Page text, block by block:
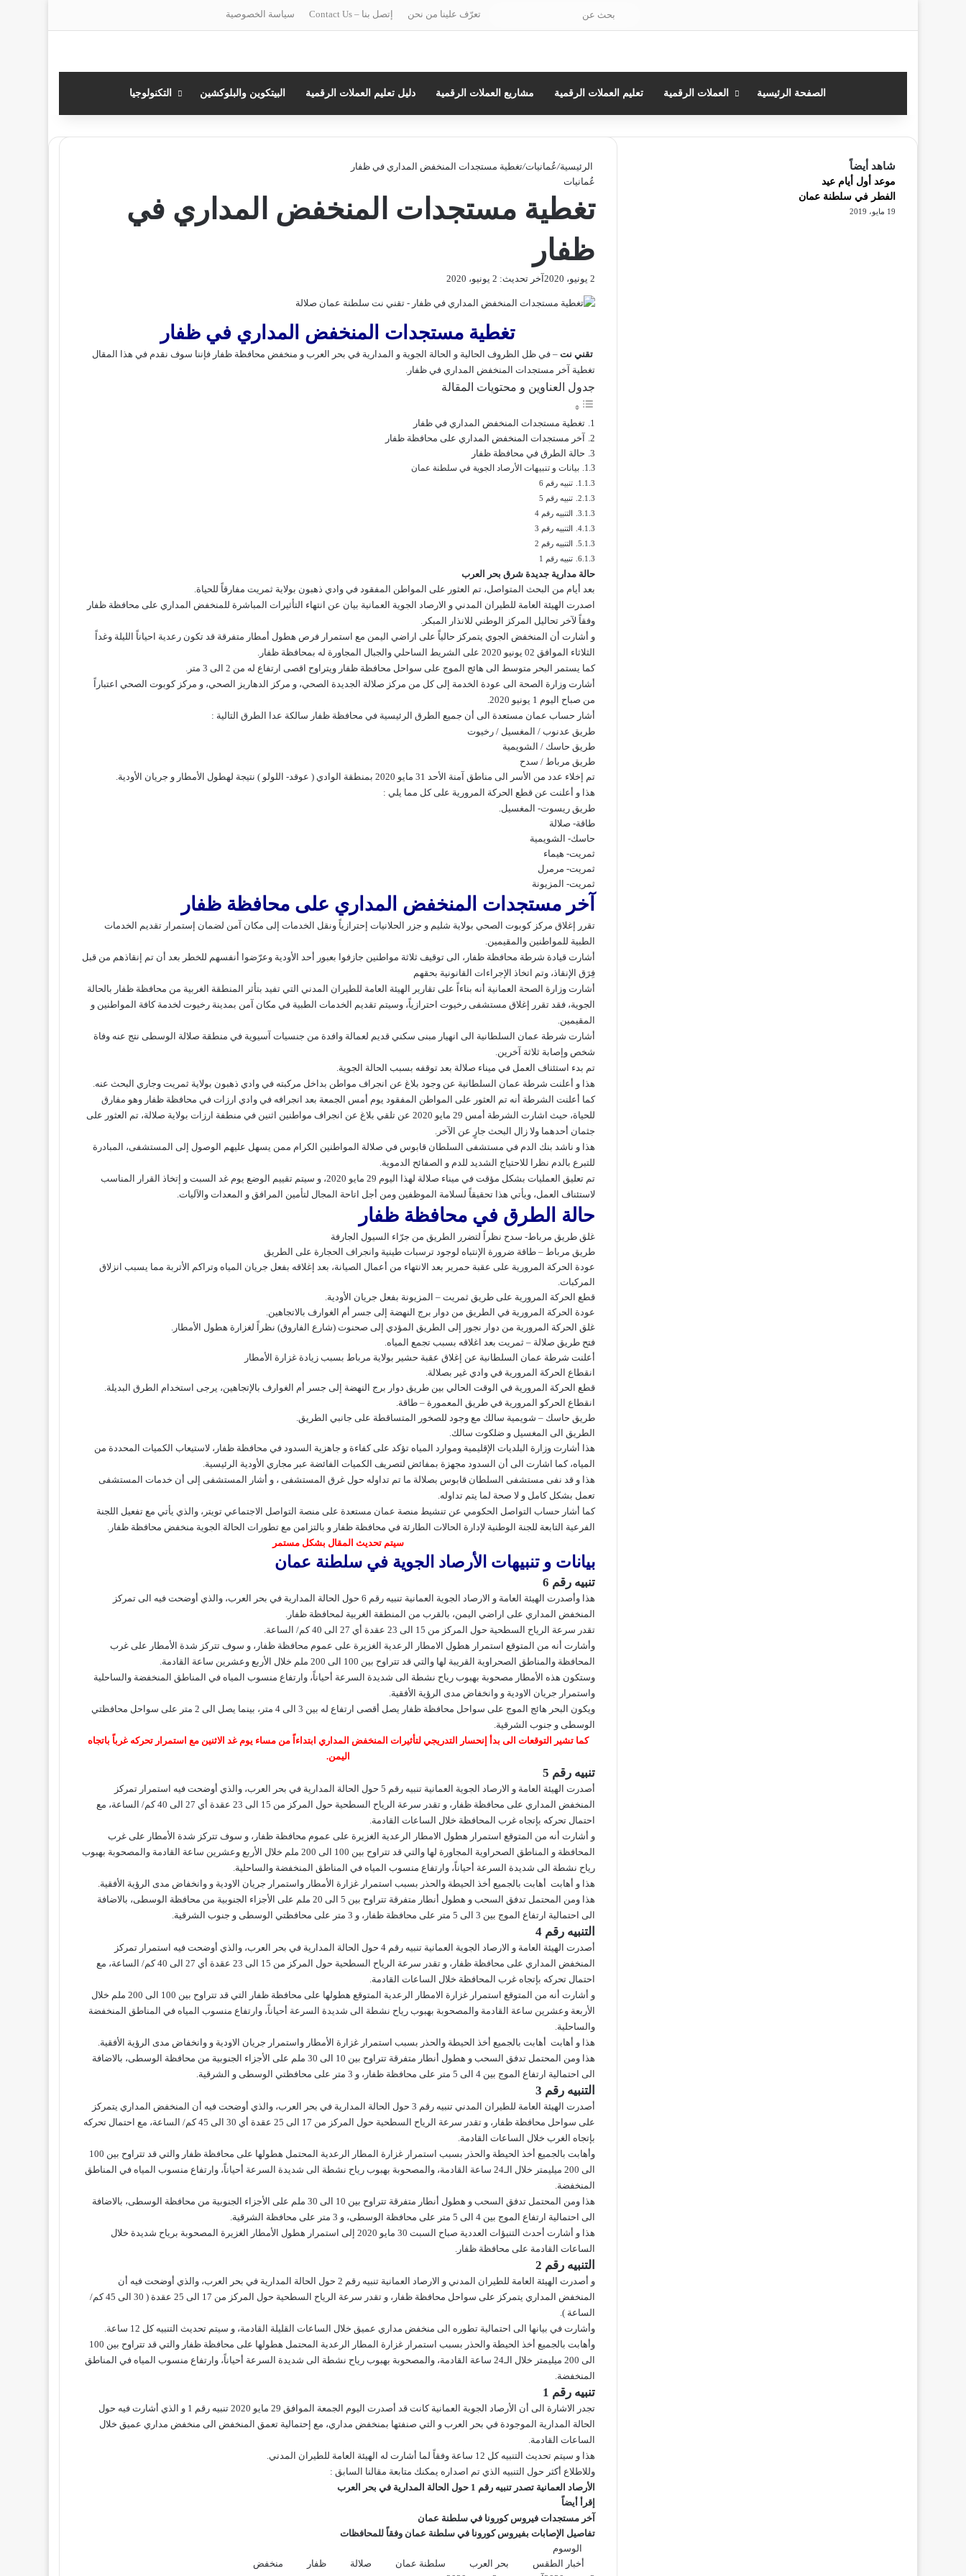
انستقرام
بحث تعرّف علينا من نحن إتصل بنا – Contact Us سياسة الخصوصية
الصفحة الرئيسية العملات الرقمية تعليم العملات الرقمية مشاريع العملات الرقمية دليل تعليم العملات الرقمية البيتكوين والبلوكشين التكنولوجيا
الرئيسية/عُمانيات/تغطية مستجدات المنخفض المداري في ظفار
عُمانيات
تغطية مستجدات المنخفض المداري في
ظفار
2 يونيو، 2020 آخر تحديث: 2 يونيو، 2020
تغطية مستجدات المنخفض المداري في ظفار
تقني نت – في ظل الظروف الحالية و الحالة الجوية و المدارية في بحر العرب و منخفض محافظة ظفار فإننا سوف نقدم في هذا المقال
تغطية آخر مستجدات المنخفض المداري في ظفار.
جدول العناوين و محتويات المقالة
تغطية مستجدات المنخفض المداري في ظفار
آخر مستجدات المنخفض المداري على محافظة ظفار
حالة الطرق في محافظة ظفار
بيانات و تنبيهات الأرصاد الجوية في سلطنة عمان
تنبيه رقم 6
تنبيه رقم 5
التنبيه رقم 4
التنبيه رقم 3
التنبيه رقم 2
تنبيه رقم 1
حالة مدارية جديدة شرق بحر العرب
بعد أيام من البحث المتواصل، تم العثور على المواطن المفقود في وادي ذهبون بولاية ثمريت مفارقاً للحياة.
اصدرت الهيئة العامة للطيران المدني و الارصاد الجوية العمانية بيان عن انتهاء التأثيرات المباشرة للمنخفض المداري على محافظة ظفار
وفقاً لآخر تحاليل المركز الوطني للانذار المبكر.
و أشارت أن المنخفض الجوي يتمركز حالياً على اراضي اليمن مع استمرار فرص هطول أمطار متفرقة قد تكون رعدية احياناً الليلة وغداً
الثلاثاء الموافق 02 يونيو 2020 على الشريط الساحلي والجبال المجاورة له بمحافظة ظفار.
كما يستمر البحر متوسط الى هائج الموج على سواحل محافظة ظفار ويتراوح اقصى ارتفاع له من 2 الى 3 متر.
أشارت وزارة الصحة الى عودة الخدمة إلى كل من مركز صلالة الجديدة الصحي، و مركز الدهاريز الصحي، و مركز كوبوت الصحي اعتباراً
من صباح اليوم 1 يونيو 2020.
أشار حساب عمان مستعدة الى أن جميع الطرق الرئيسية في محافظة ظفار سالكة عدا الطرق التالية :
طريق عدنوب / المغسيل / رخيوت
طريق حاسك / الشويمية
طريق مرباط / سدح
تم إخلاء عدد من الأسر الى مناطق آمنة الأحد 31 مايو 2020 بمنطقة الوادي ( عوقد- اللولو ) نتيجة لهطول الأمطار و جريان الأودية.
هذا و أعلنت عنقطع الحركة المرورية على كل مما يلي :
طريق ريسوت- المغسيل.
طاقة- صلالة
حاسك- الشويمية
ثمريت- هيماء
ثمريت- مرمرل
ثمريت- المزيونة
آخر مستجدات المنخفض المداري على محافظة ظفار
تقرر إغلاق مركز كوبوت الصحي بولاية شليم و جزر الحلانيات إحترازياً ونقل الخدمات إلى مكان آمن لضمان إستمرار تقديم الخدمات
الطبية للمواطنين والمقيمين.
أشارتقيادة شرطة محافظة ظفار، الىتوقيف ثلاثة مواطنين جازفوا بعبور أحد الأودية وعرّضوا أنفسهم للخطر بعد أن تم إنقاذهم من قبل
فِرَق الإنقاذ، وتم اتخاذ الإجراءات القانونية بحقهم
أشارت وزارة الصحة العمانية أنه بناءاً على تقارير الهيئة العامة للطيران المدني التي تفيد بتأثر المنطقة الغربية من محافظة ظفار بالحالة
الجوية، فقد تقرر إغلاق مستشفى رخيوت احترازياً، وسيتم تقديم الخدمات الطبية في مكان آمن بمدينةرخيوت لخدمة كافة المواطنين و
المقيمين.
أشارت شرطة عمان السلطانية الى انهيار مبنى سكني قديم لعمالة وافدة من جنسيات آسيوية في منطقة صلالة الوسطى نتج عنه وفاة
شخص وإصابة ثلاثة آخرين.
تم بدء استئناف العمل في ميناء صلالة بعد توقفه بسبب الحالة الجوية.
هذا و أعلنت شرطة عمان السلطانية عن وجود بلاغ عن انجراف مواطن بداخل مركبته في وادي ذهبون بولاية ثمريت وجاري البحث عنه.
كما أعلنت الشرطة أنهتم العثور على المواطن المفقود يوم أمس الجمعة بعد انجرافه في وادي ارزات في محافظة ظفار وهو مفارق
للحياة، حيث اشارت الشرطة أمس 29 مايو 2020 عن تلقي
بلاغ عن انجراف مواطنين اثنين في منطفة ارزات بولاية صلالة، تم العثور على
جثمان أحدهما ولا زال البحث جارٍ عن الآخر.
هذا و ناشد بنك الدم في مستشفى السلطان قابوس في صلالة المواطنين الكرام ممن يسهل عليهم الوصول إلى المستشفى، المبادرة
للتبرع بالدم نظرا للاحتياج الشديد للدم و الصفائح الدموية.
تمتعليق العمليات بشكل مؤقت في ميناء صلالة
لهذا اليوم 29 مايو 2020، و سيتم تقييم الوضع يوم غد السبت و إتخاذ القرار المناسب
لاستئناف العمل، ويأتي هذا تحقيقاً لسلامة الموظفين ومن أجل اتاحة المجال لتأمين المرافق و المعدات والآليات.
حالة الطرق في محافظة ظفار
غلق طريق مرباط- سدح نظراً لتضرر الطريق من جرّاء السيول الجارفة
طريق مرباط – طاقة ضرورة الإنتباه لوجود ترسبات طينية وانجراف الحجارة على الطريق
عودة الحركة المرورية على عقبة حمرير بعد الانتهاء من أعمال الصيانة، بعد إغلاقه بفعل جريان المياه وتراكم الأتربة مما يسبب انزلاق
المركبات.
قطع الحركة المرورية على طريقثمريت – المزيونة بفعل جريان الأودية.
عودة الحركة المرورية في الطريق من دوار برج النهضة إلى جسر أم الغوارف بالاتجاهين.
غلق الحركة المرورية من دوار نجور إلى الطريق المؤدي إلى صحنوت (شارع الفاروق) نظراً لغزارة هطول الأمطار.
فتح طريق صلالة – ثمريت بعد اغلاقه بسبب تجمع المياه.
أعلنت شرطة عمان السلطانية عن إغلاق عقبة حشير بولاية مرباط بسبب زيادة غزارة الأمطار
انقطاع الحركة المرورية في وادي غير بصلالة.
قطع الحركة المرورية في الوقت الحالي بين طريق دوار برج النهضة إلى جسر أم الغوارف بالإتجاهين، يرجى استخدام الطرق البديلة.
انقطاع الحركو المرورية في طريق المعمورة – طاقة.
طريق حاسك – شويمية سالك مع وجود للصخور المتساقطة على جانبي الطريق.
الطريق الى المغسيل و ضلكوت سالك.
هذا أشارتوزارة البلديات الإقليمية وموارد المياه تؤكد على كفاءة و جاهزية السدود في محافظة ظفار، لاستيعاب الكميات المحددة من
المياه، كما اشارت الى أن السدود مجهزة بمفائض لتصريف الكميات الفائضة عبر مجاري الأودية الرئيسية.
هذا و قد نفى مستشفى السلطان قابوس بصلالة ما تم تداوله حول غرق المستشفى ، و أشار المستشفى إلى أن خدمات المستشفى
تعمل بشكل كامل و لا صحة لما يتم تداوله.
كما أشار حساب التواصل الحكومي عن تنشيط منصة عمان مستعدة على منصة التواصل الاجتماعي تويتر، والذي يأتي مع تفعيل اللجنة
الفرعية التابعة للجنة الوطنية لإدارة الحالات الطارئة في محافظة ظفار و بالتزامن مع تطورات الحالة الجوية منخفض محافظة ظفار
سيتم تحديث المقال بشكل مستمر
بيانات و تنبيهات الأرصاد الجوية في سلطنة عمان
تنبيه رقم 6
هذا وأصدرت الهيئة العامة و الارصاد الجوية العمانيةتنبيه رقم 6
حول الحالة المدارية في بحر العرب، والذي أوضحت فيه الى تمركز
المنخفض المداري على اراضي اليمن، بالقرب من المنطقة الغربية لمحافظة ظفار.
تقدر سرعة الرياح السطحية حول المركز من 15 الى 23 عقدة أي 27 الى 40 كم/ الساعة.
وأشارت أنه من المتوقع استمرار هطول الامطار الرعدية الغزيرة على عموم محافظة ظفار، و سوف تتركز شدة الأمطار على غرب
المحافظة والمناطق الصحراوية القريبة لها والتي قد تتراوح بين 100 الى 200 ملم خلال الأربع وعشرين ساعة القادمة.
وستكون هذه الأمطار مصحوبة بهبوب رياح نشطة الى شديدة السرعة أحياناً، وارتفاع منسوب المياه في المناطق المنخفضة والساحلية
واستمرار جريان الاودية و وانخفاض مدى الرؤية الأفقية.
ويكون البحر هائج الموج على سواحل محافظة ظفار يصل أقصى ارتفاع له بين 3 الى 4 متر، بينما يصل الى 2 متر على سواحل محافظتي
الوسطى و جنوب الشرقية.
كما تشير التوقعات الى بدأ إنحسار التدريجي لتأثيرات المنخفض المداري ابتداءاً من مساء يوم غد الاثنين مع استمرار تحركه غرباً باتجاه
اليمن.
تنبيه رقم 5
أصدرت الهيئة العامة و الارصاد الجوية العمانيةتنبيه رقم 5
حول الحالة المدارية في بحر العرب، والذي أوضحت فيه استمرار تمركز
المنخفض المداري على محافظة ظفار، و تقدر سرعة الرياح السطحية حول المركز من 15 الى 23 عقدة أي 27 الى 40 كم/ الساعة، مع
احتمال تحركه بإتجاه غرب المحافظة خلال الساعات القادمة.
و أشارت أنه من المتوقع استمرار هطول الامطار الرعدية الغزيرة على عموم محافظة ظفار، و سوف تتركز شدة الأمطار على غرب
المحافظة و المناطق الصحراوية المجاورة لها والتي قد تتراوح بين 100 الى 200 ملم خلال الأربع وعشرين ساعة القادمة والمصحوبة بهبوب
رياح نشطة الى شديدة السرعة أحياناً، وارتفاع منسوب المياه في المناطق المنخفضة والساحلية.
هذا و أهابت أهابت بالجميع أخذ الحيطة والحذر بسبب استمرار غزارة الأمطار واستمرار جريان الاودية و وانخفاض مدى الرؤية الأفقية.
هذا ومن المحتمل تدفق السحب و هطول أنطار متفرقة تتراوح بين 5 الى 20 ملم على الأجزاء الجنوبية من محافظة الوسطى، بالاضافة
الى احتمالية ارتفاع الموج بين 3 الى 5 متر على محافظة ظفار، و 3 متر على محافظتي الوسطى و جنوب الشرقية.
التنبيه رقم 4
أصدرت الهيئة العامة و الارصاد الجوية العمانيةتنبيه رقم 4
حول الحالة المدارية في بحر العرب، والذي أوضحت فيه استمرار تمركز
المنخفض المداري على محافظة ظفار، و تقدر سرعة الرياح السطحية حول المركز من 15 الى 23 عقدة أي 27 الى 40 كم/ الساعة، مع
احتمال تحركه بإتجاه غرب المحافظة خلال الساعات القادمة.
و أشارت أنه من المتوقع استمرار غزارة الامطار الرعدية المتوقع هطولها على محافظة ظفار التي قد تتراوح بين 100 الى 200 ملم خلال
الأربعة وعشرين ساعة القادمة والمصحوبة بهبوب رياح نشطة الى شديدة السرعة أحياناً، وارتفاع منسوب المياه في المناطق المنخفضة
والساحلية.
هذا و أهابت أهابت بالجميع أخذ الحيطة والحذر بسبب استمرار غزارة الأمطار واستمرار جريان الاودية و وانخفاض مدى الرؤية الأفقية.
هذا ومن المحتمل تدفق السحب و هطول أنطار متفرقة تتراوح بين 10 الى 30 ملم على الأجزاء الجنوبية من محافظة الوسطى، بالاضافة
الى احتمالية ارتفاع الموج بين 4 الى 5 متر على محافظة ظفار، و 3 متر على محافظتي الوسطى و الشرقية.
التنبيه رقم 3
أصدرت الهيئة العامة للطيران المدنيتنبيه رقم 3
حول الحالة المدارية في بحر العرب، والذي أوضحت فيه أن المنخفض المداري يتمركز
على سواحل محافظة ظفار، و تقدر سرعة الرياح السطحية حول المركز من 17 الى 25 عقدة أي 30 الى 45 كم/ الساعة، مع احتمال تحركه
بإتجاه الغرب خلال الساعات القادمة.
وأهابت بالجميع أخذ الحيطة والحذر بسبب استمرار غزارة المطار الرعدية المحتمل هطولها على محافظة ظفار والتي قد تتراوح بين 100
الى 200 ميليمتر خلال الـ24 ساعة القادمة، والمصحوبة بهبوب رياح نشطة الى شديدة السرعة أحياناً، وارتفاع منسوب المياه في المناطق
المنخفضة.
هذا ومن المحتمل تدفق السحب و هطول أنطار متفرقة تتراوح بين 10 الى 30 ملم على الأجزاء الجنوبية من محافظة الوسطى، بالاضافة
الى احتمالية ارتفاع الموج بين 4 الى 5 متر على محافظة الوسطى، و 3 متر على محافظة الشرقية.
هذا و أشارت أحدث التنبؤات
العددية صباح السبت 30 مايو 2020 إلى استمرار هطول الأمطار الغزيرة المصحوبة برياح شديدة خلال
الساعات القادمة على محافظة ظفار.
التنبيه رقم 2
و أصدرت الهيئة العامة للطيران المدني و الارصاد العمانيةتنبيه رقم 2
حول الحالة المدارية في بحر العرب، والذي أوضحت فيه أن
المنخفض المداري يتمركز على سواحل محافظة ظفار، و تقدر سرعة الرياح السطحية حول المركز من 17 الى 25 عقدة ( 30 الى 45 كم/
الساعة ).
وأشارت في بيانها الى احتمالية تطوره الى منخفض مداري عميق خلال الساعات القليلة القادمة، و سيتم تحديث التنبيه كل 12 ساعة.
وأهابت بالجميع أخذ الحيطة والحذر بسبب استمرار غزارة المطار الرعدية المحتمل هطولها على محافظة ظفار والتي قد تتراوح بين 100
الى 200 ميليمتر خلال الـ24 ساعة القادمة، والمصحوبة بهبوب رياح نشطة الى شديدة السرعة أحياناً، وارتفاع منسوب المياه في المناطق
المنخفضة.
تنبيه رقم 1
تجدر الاشارة الى أن الأرصاد الجوية العمانية كانت قد أصدرت اليوم الجمعة الموافق 29 مايو 2020 تنبيه رقم 1 و الذي أشارت فيه حول
الحالة المدارية الموجودة في بحر العرب و التي صنفتها بمنخفض مداري، مع إحتمالية تعمق المنخفض الى منخفض مداري عميق خلال
الساعات القادمة.
هذا و سيتم تحديث التنبيه كل 12 ساعة وفقاً لما أشارت له الهيئة العامة للطيران المدني.
وللاطلاع أكثر حول التنبيه الذي تم اصداره يمكنك متابعة مقالنا السابق :
الأرصاد العمانية تصدر تنبيه رقم 1 حول الحالة المدارية في بحر العرب
إقرأ أيضاً
آخر مستجدات فيروس كورونا في سلطنة عمان
تفاصيل الإصابات بفيروس كورونا في سلطنة عمان وفقاً للمحافظات
الوسوم
أخبار الطقس
بحر العرب سلطنة عمان صلالة ظفار
منخفض
شاهد أيضاً
إغلاق
موعد أول أيام عيد
الفطر في سلطنة عمان
19 مايو، 2019